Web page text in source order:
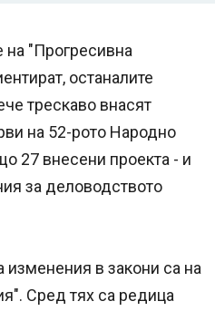
на "Прогресивна
останалите
трескаво внасят
на 52-рото Народно
27 внесени проекта - и
за деловодството
в закони са на
Сред тях са редица